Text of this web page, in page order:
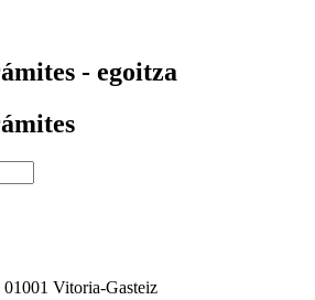
- egoitza
01001 Vitoria-Gasteiz